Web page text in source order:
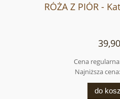
RÓŻA Z PIÓR -
Cena
Najniższa
do